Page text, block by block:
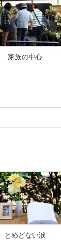
家族の中心
とめどない涙